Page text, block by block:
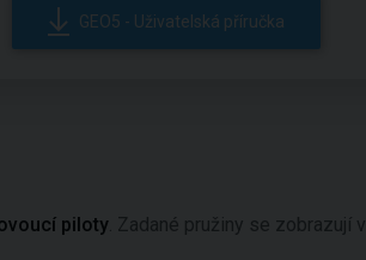
GEO5 - Uživatelská příručka
piloty . Zadané pružiny se zobrazují v